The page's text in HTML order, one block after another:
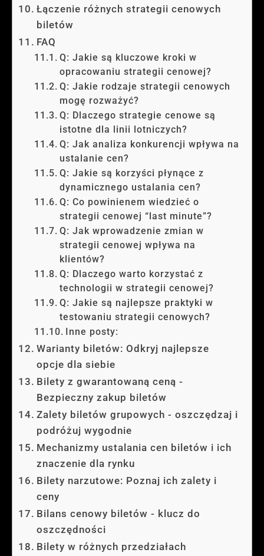
Łączenie różnych strategii cenowych
biletów
FAQ
Q: Jakie są kluczowe kroki w
opracowaniu strategii cenowej?
Q: Jakie rodzaje strategii cenowych
mogę rozważyć?
Q: Dlaczego strategie cenowe są
istotne dla linii lotniczych?
Q: Jak analiza konkurencji wpływa na
ustalanie cen?
Q: Jakie są korzyści płynące z
dynamicznego ustalania cen?
Q: Co powinienem wiedzieć o
strategii cenowej “last minute”?
Q: Jak wprowadzenie zmian w
strategii cenowej wpływa na
klientów?
Q: Dlaczego warto korzystać z
technologii w strategii cenowej?
Q: Jakie są najlepsze praktyki w
testowaniu strategii cenowych?
Inne posty:
Warianty biletów: Odkryj najlepsze
opcje dla siebie
Bilety z gwarantowaną ceną -
Bezpieczny zakup biletów
Zalety biletów grupowych - oszczędzaj i
podróżuj wygodnie
Mechanizmy ustalania cen biletów i ich
znaczenie dla rynku
Bilety narzutowe: Poznaj ich zalety i
ceny
Bilans cenowy biletów - klucz do
oszczędności
Bilety w różnych przedziałach